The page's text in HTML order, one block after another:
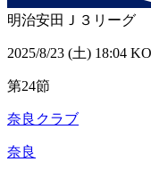
明治安田Ｊ３リーグ
2025/8/23 (土) 18:04 KO
第24節
奈良クラブ
奈良